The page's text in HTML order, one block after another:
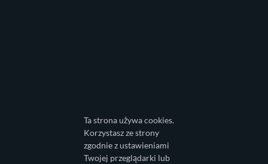
Ta strona używa cookies.
Korzystasz ze strony
zgodnie z ustawieniami
Twojej przeglądarki lub